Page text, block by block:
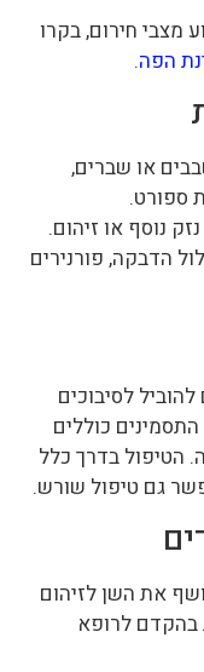
מצבי חירום, בקרו
הפה.
או שברים,
ספורט.
נוסף או זיהום.
הדבקה, פורנירים
לסיבוכים
כוללים
הטיפול בדרך כלל
גם טיפול שורש.
את השן לזיהום
בהקדם לרופא